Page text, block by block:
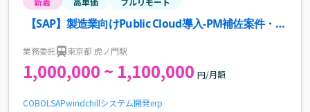
【SAP】製造業向けPublic Cloud導入-PM補佐案件・求
業務委託 東京都 虎ノ門駅
1,000,000 ~ 1,100,000 円/月額
COBOL SAPwindchillシステム開発erp